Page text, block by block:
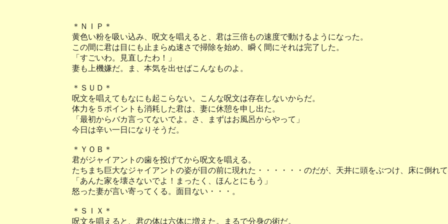
＊ＮＩＰ＊
黄色い粉を吸い込み、呪文を唱えると、君は三倍もの速度で動けるようになった。
この間に君は目にも止まらぬ速さで掃除を始め、瞬く間にそれは完了した。
「すごいわ。見直したわ！」
妻も上機嫌だ。ま、本気を出せばこんなものよ。
＊ＳＵＤ＊
呪文を唱えてもなにも起こらない。こんな呪文は存在しないからだ。
体力を５ポイントも消耗した君は、妻に休憩を申し出た。
「最初からバカ言ってないでよ。さ、まずはお風呂からやって」
今日は辛い一日になりそうだ。
＊ＹＯＢ＊
君がジャイアントの歯を投げてから呪文を唱える。
たちまち巨大なジャイアントの姿が目の前に現れた・・・・・・のだが、天井に頭をぶつけ、床に倒れて
「あんた家を壊さないでよ！まったく、ほんとにもう」
怒った妻が言い寄ってくる。面目ない・・・。
＊ＳＩＸ＊
呪文を唱えると、君の体は六体に増えた。まるで分身の術だ。